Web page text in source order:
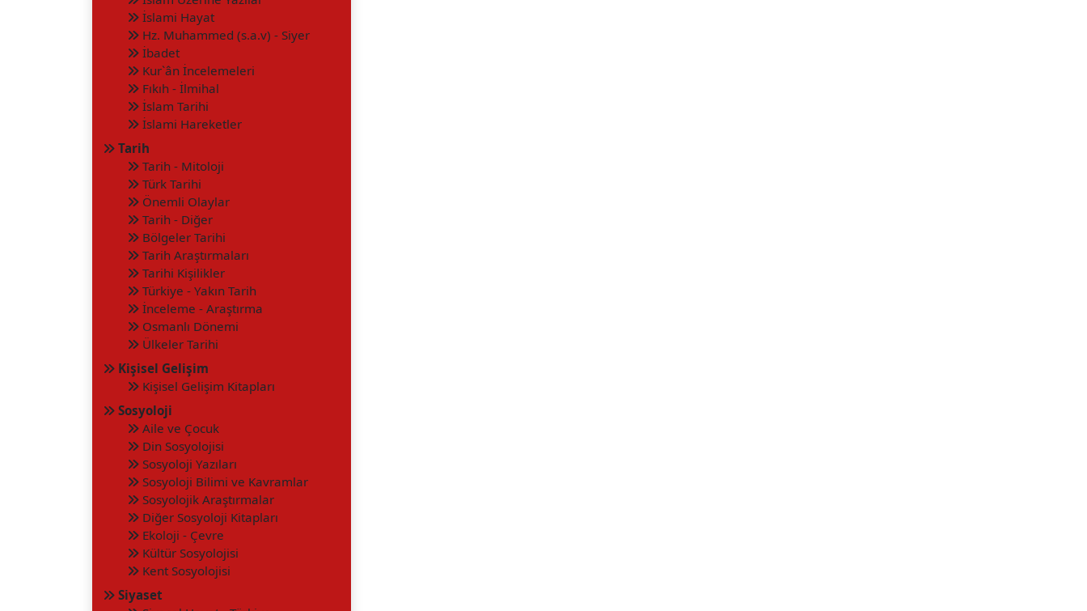
İslami Hayat
Hz. Muhammed (s.a.v) - Siyer
İbadet
Kur`ân İncelemeleri
Fıkıh - İlmihal
İslam Tarihi
İslami Hareketler
Tarih
Tarih - Mitoloji
Türk Tarihi
Önemli Olaylar
Tarih - Diğer
Bölgeler Tarihi
Tarih Araştırmaları
Tarihi Kişilikler
Türkiye - Yakın Tarih
İnceleme - Araştırma
Osmanlı Dönemi
Ülkeler Tarihi
Kişisel Gelişim
Kişisel Gelişim Kitapları
Sosyoloji
Aile ve Çocuk
Din Sosyolojisi
Sosyoloji Yazıları
Sosyoloji Bilimi ve Kavramlar
Sosyolojik Araştırmalar
Diğer Sosyoloji Kitapları
Ekoloji - Çevre
Kültür Sosyolojisi
Kent Sosyolojisi
Siyaset